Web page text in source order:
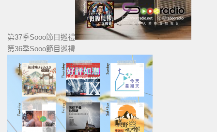
第37季Sooo節目巡禮
第36季Sooo節目巡禮